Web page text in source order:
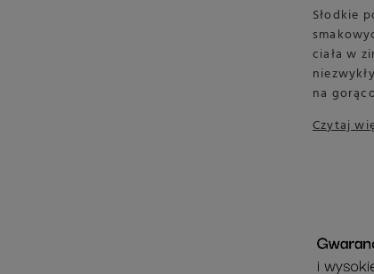
Słodkie
ciała w
na
Czytaj